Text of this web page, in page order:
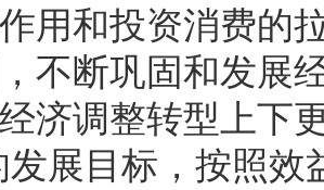
用和投资消费的
不断巩固和发展
济调整转型上下
发展目标，按照